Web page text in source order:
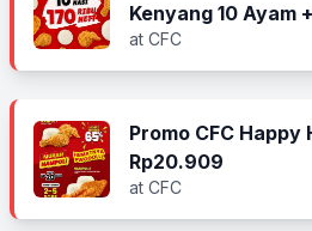
Kenyang 10 Ayam
at CFC
Promo CFC
Rp20.909
at CFC